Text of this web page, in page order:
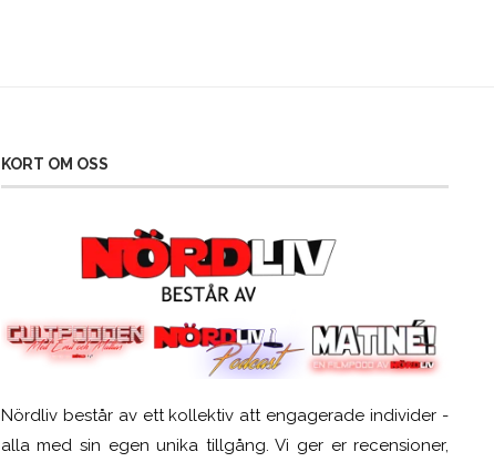
KORT OM OSS
Nördliv består av ett kollektiv att engagerade individer -
alla med sin egen unika tillgång. Vi ger er recensioner,
SCUF Gaming Omega